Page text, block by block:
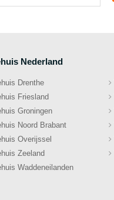
Nederland
Drenthe
Friesland
Groningen
Noord Brabant
Overijssel
Zeeland
Waddeneilanden